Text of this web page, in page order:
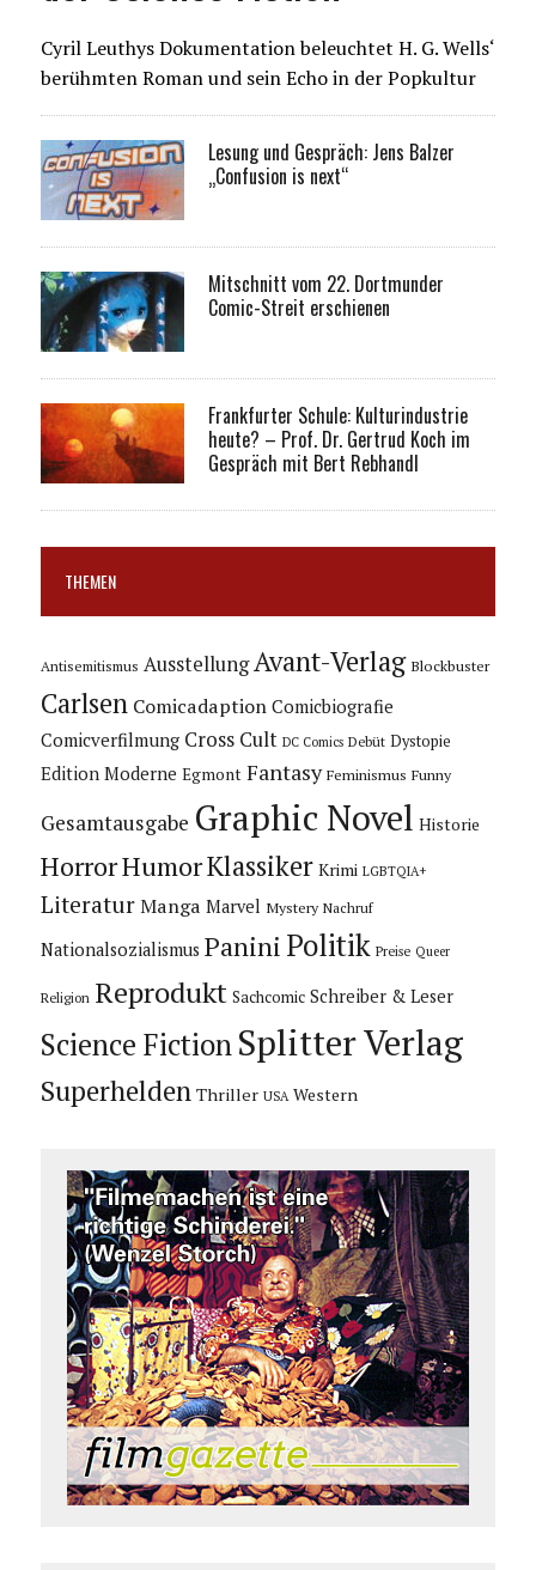
Cyril Leuthys Dokumentation beleuchtet H. G. Wells‘
berühmten Roman und sein Echo in der Popkultur
Lesung und Gespräch: Jens Balzer
„Confusion is next“
Mitschnitt vom 22. Dortmunder
Comic-Streit erschienen
Frankfurter Schule: Kulturindustrie
heute? – Prof. Dr. Gertrud Koch im
Gespräch mit Bert Rebhandl
THEMEN
Antisemitismus Ausstellung Avant-Verlag Blockbuster
Carlsen Comicadaption Comicbiografie
Comicverfilmung Cross Cult DC Comics Debüt Dystopie
Edition Moderne Egmont Fantasy Feminismus Funny
Gesamtausgabe Graphic Novel Historie
HorrorHumorKlassiker Krimi LGBTQIA+
Literatur Manga Marvel Mystery Nachruf
Nationalsozialismus Panini Politik Preise Queer
Religion Reprodukt Sachcomic Schreiber & Leser
Science Fiction Splitter Verlag
Superhelden Thriller USA Western